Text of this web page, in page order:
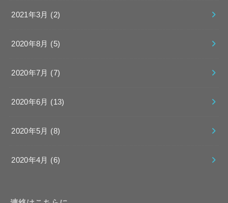
2021年3月 (2)
2020年8月 (5)
2020年7月 (7)
2020年6月 (13)
2020年5月 (8)
2020年4月 (6)